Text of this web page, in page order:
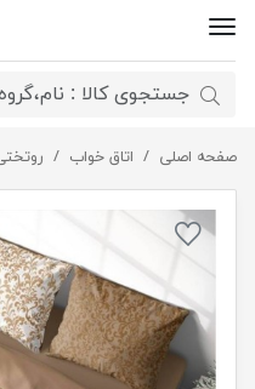
صفحه اصلی اتاق خواب
روتختی کلاسیک سه بعدی